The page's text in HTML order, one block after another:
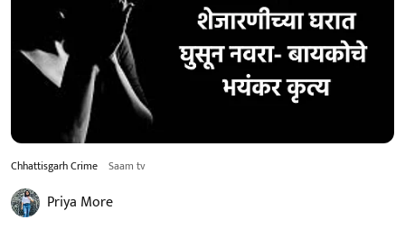
Chhattisgarh Crime Saam tv
Priya More